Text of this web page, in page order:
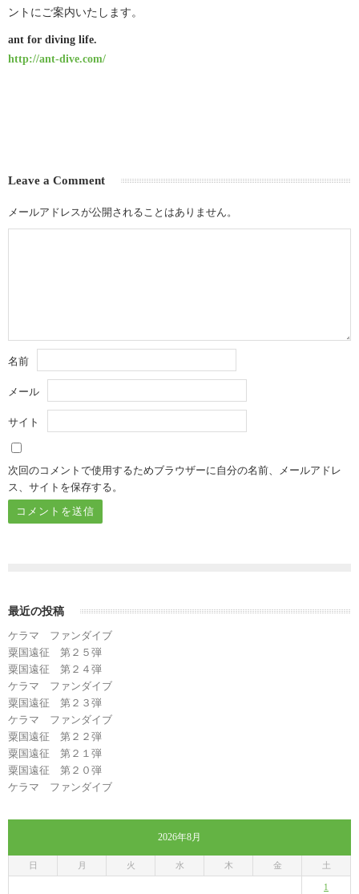
ントにご案内いたします。
ant for diving life.
http://ant-dive.com/
Leave a Comment
メールアドレスが公開されることはありません。
名前
メール
サイト
次回のコメントで使用するためブラウザーに自分の名前、メールアドレ
ス、サイトを保存する。
最近の投稿
ケラマ ファンダイブ
粟国遠征 第２５弾
粟国遠征 第２４弾
ケラマ ファンダイブ
粟国遠征 第２３弾
ケラマ ファンダイブ
粟国遠征 第２２弾
粟国遠征 第２１弾
粟国遠征 第２０弾
ケラマ ファンダイブ
2026年8月
日 月 火 水 木 金 土
1